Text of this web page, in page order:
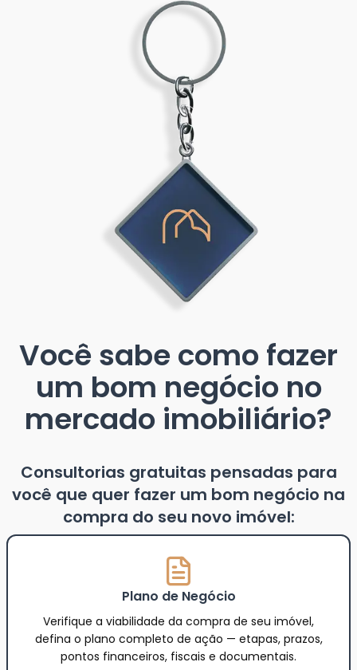
Você sabe como fazer
um bom negócio no
mercado imobiliário?
Consultorias gratuitas pensadas para
você que quer fazer um bom negócio na
compra do seu novo imóvel:
Plano de Negócio
Verifique a viabilidade da compra de seu imóvel,
defina o plano completo de ação — etapas, prazos,
pontos financeiros, fiscais e documentais.